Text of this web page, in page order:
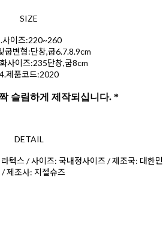
SIZE
사이즈:220~260
굽변형:단창,굽6.7.8.9cm
사이즈:235단창,굽8cm
4.제품코드:2020
슬림하게 제작되십니다. *
DETAIL
텍스 / 사이즈: 국내정사이즈 / 제조국: 대한민
/ 제조사: 지젤슈즈